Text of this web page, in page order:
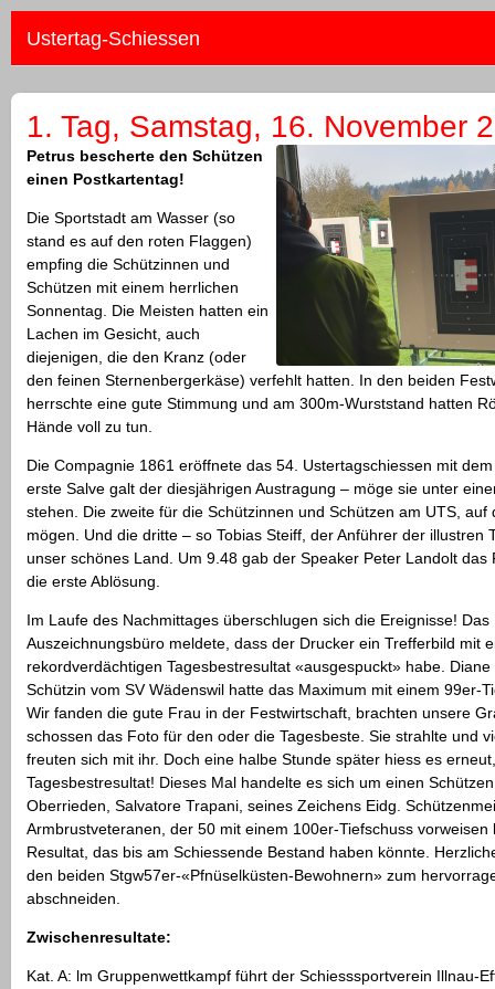
Ustertag-Schiessen
1. Tag, Samstag, 16. November
Petrus bescherte den Schützen
einen Postkartentag!
Die Sportstadt am Wasser (so
stand es auf den roten Flaggen)
empfing die Schützinnen und
Schützen mit einem herrlichen
Sonnentag. Die Meisten hatten ein
Lachen im Gesicht, auch
diejenigen, die den Kranz (oder
den feinen Sternenbergerkäse) verfehlt hatten. In den beiden
herrschte eine gute Stimmung und am 300m-Wurststand hatten
Hände voll zu tun.
Die Compagnie 1861 eröffnete das 54. Ustertagschiessen mit
erste Salve galt der diesjährigen Austragung – möge sie unter
stehen. Die zweite für die Schützinnen und Schützen am UTS, auf
mögen. Und die dritte – so Tobias Steiff, der Anführer der illustren
unser schönes Land. Um 9.48 gab der Speaker Peter Landolt das
die erste Ablösung.
Im Laufe des Nachmittages überschlugen sich die Ereignisse! Das
Auszeichnungsbüro meldete, dass der Drucker ein Trefferbild mit
rekordverdächtigen Tagesbestresultat «ausgespuckt» habe.
Schützin vom SV Wädenswil hatte das Maximum mit einem 99er-
Wir fanden die gute Frau in der Festwirtschaft, brachten unsere
schossen das Foto für den oder die Tagesbeste. Sie strahlte und
freuten sich mit ihr. Doch eine halbe Stunde später hiess es
Tagesbestresultat! Dieses Mal handelte es sich um einen
Oberrieden, Salvatore Trapani, seines Zeichens Eidg.
Armbrustveteranen, der 50 mit einem 100er-Tiefschuss vorweisen
Resultat, das bis am Schiessende Bestand haben könnte.
den beiden Stgw57er-«Pfnüselküsten-Bewohnern» zum
abschneiden.
Zwischenresultate:
Kat. A: lm Gruppenwettkampf führt der Schiesssportverein Illnau-